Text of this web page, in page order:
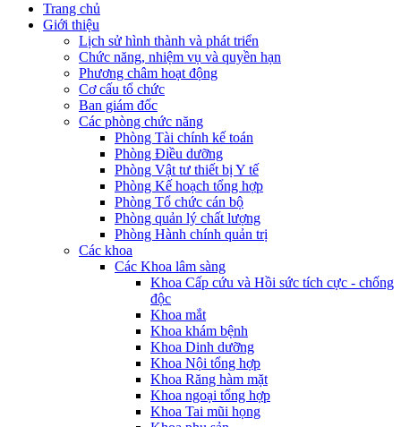
Trang chủ
Giới thiệu
Lịch sử hình thành và phát triển
Chức năng, nhiệm vụ và quyền hạn
Phương châm hoạt động
Cơ cấu tổ chức
Ban giám đốc
Các phòng chức năng
Phòng Tài chính kế toán
Phòng Điều dưỡng
Phòng Vật tư thiết bị Y tế
Phòng Kế hoạch tổng hợp
Phòng Tổ chức cán bộ
Phòng quản lý chất lượng
Phòng Hành chính quản trị
Các khoa
Các Khoa lâm sàng
Khoa Cấp cứu và Hồi sức tích cực - chống
độc
Khoa mắt
Khoa khám bệnh
Khoa Dinh dưỡng
Khoa Nội tổng hợp
Khoa Răng hàm mặt
Khoa ngoại tổng hợp
Khoa Tai mũi họng